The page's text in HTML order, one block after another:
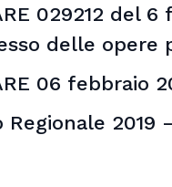
029212 del
delle opere
06 febbraio
Regionale 2019